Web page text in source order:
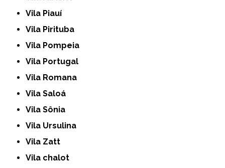
Vila Piauí
Vila Pirituba
Vila Pompeia
Vila Portugal
Vila Romana
Vila Saloá
Vila Sônia
Vila Ursulina
Vila Zatt
Vila chalot